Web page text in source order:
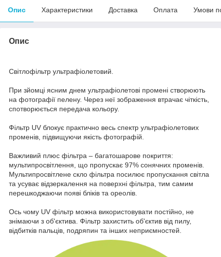
Опис Характеристики Доставка Оплата Умови
Опис
Світлофільтр ультрафіолетовий.
При зйомці ясним днем ультрафіолетові промені створюють
на фотографії пелену. Через неї зображення втрачає чіткість,
спотворюється передача кольору.
Фільтр UV блокує практично весь спектр ультрафіолетових
променів, підвищуючи якість фотографій.
Важливий плюс фільтра – багатошарове покриття:
мультипросвітлення, що пропускає 97% сонячних променів.
Мультипросвітлене скло фільтра посилює пропускання світла
та усуває відзеркалення на поверхні фільтра, тим самим
перешкоджаючи появі бліків та ореолів.
Ось чому UV фільтр можна використовувати постійно, не
знімаючи з об'єктива. Фільтр захистить об'єктив від пилу,
відбитків пальців, подряпин та інших неприємностей.